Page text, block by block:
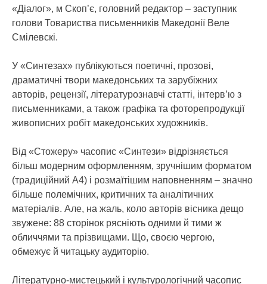
«Діалог», м Скоп’є, головний редактор – заступник
голови Товариства письменників Македонії Веле
Смілевскі.
У «Синтезах» публікуються поетичні, прозові,
драматичні твори македонських та зарубіжних
авторів, рецензії, літературознавчі статті, інтерв’ю з
письменниками, а також графіка та фоторепродукції
живописних робіт македонських художників.
Від «Стожеру» часопис «Синтези» відрізняється
більш модерним оформленням, зручнішим форматом
(традиційний А4) і розмаїтішим наповненням – значно
більше полемічних, критичних та аналітичних
матеріалів. Але, на жаль, коло авторів вісника дещо
звужене: 88 сторінок рясніють одними й тими ж
обличчями та прізвищами. Що, своєю чергою,
обмежує й читацьку аудиторію.
Літературно-мистецький і культурологічний часопис